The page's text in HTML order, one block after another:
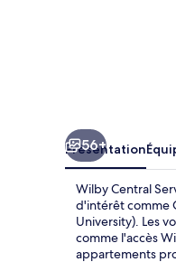
56+
Présentation
Wilby Central
d'intérêt comme
University). Les
comme l'accès
appartements